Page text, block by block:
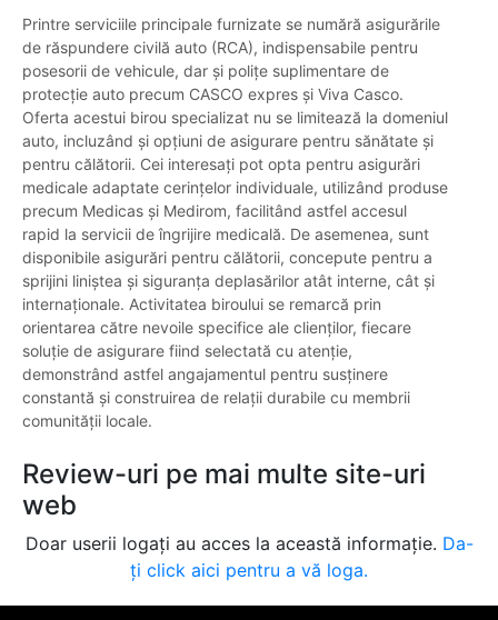
Printre serviciile principale furnizate se numără asigurările
de răspundere civilă auto (RCA), indispensabile pentru
posesorii de vehicule, dar și polițe suplimentare de
protecție auto precum CASCO expres și Viva Casco.
Oferta acestui birou specializat nu se limitează la domeniul
auto, incluzând și opțiuni de asigurare pentru sănătate și
pentru călătorii. Cei interesați pot opta pentru asigurări
medicale adaptate cerințelor individuale, utilizând produse
precum Medicas și Medirom, facilitând astfel accesul
rapid la servicii de îngrijire medicală. De asemenea, sunt
disponibile asigurări pentru călătorii, concepute pentru a
sprijini liniștea și siguranța deplasărilor atât interne, cât și
internaționale. Activitatea biroului se remarcă prin
orientarea către nevoile specifice ale clienților, fiecare
soluție de asigurare fiind selectată cu atenție,
demonstrând astfel angajamentul pentru susținere
constantă și construirea de relații durabile cu membrii
comunității locale.
Review-uri pe mai multe site-uri
web
Doar userii logați au acces la această informație. Da-
ți click aici pentru a vă loga.